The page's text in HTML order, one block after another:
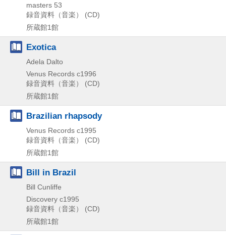
masters 53
録音資料（音楽） (CD)
所蔵館1館
Exotica
Adela Dalto
Venus Records c1996
録音資料（音楽） (CD)
所蔵館1館
Brazilian rhapsody
Venus Records c1995
録音資料（音楽） (CD)
所蔵館1館
Bill in Brazil
Bill Cunliffe
Discovery c1995
録音資料（音楽） (CD)
所蔵館1館